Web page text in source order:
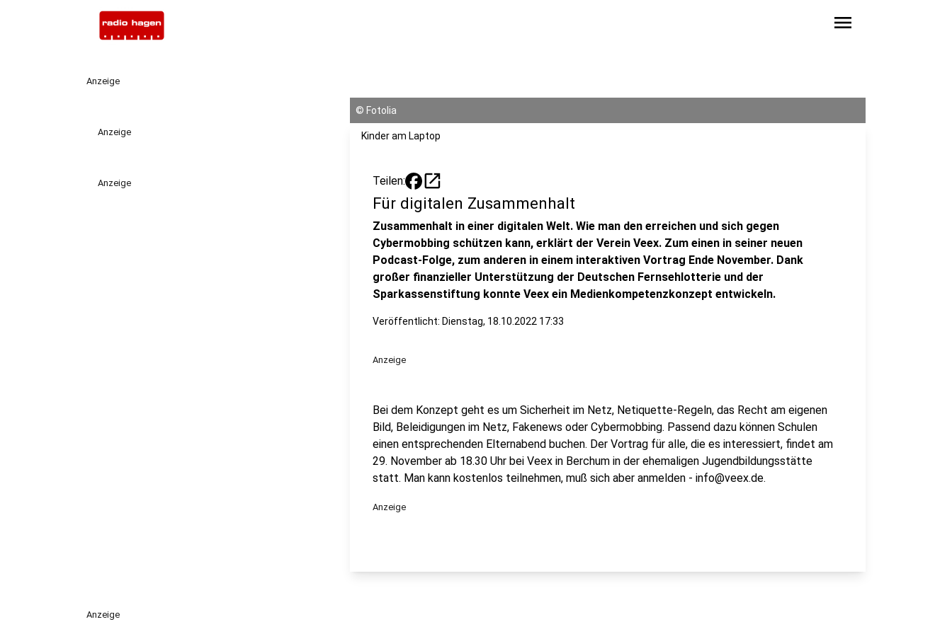
menu
Anzeige
Anzeige
Anzeige
© Fotolia
Kinder am Laptop
Teilen: open_in_new
Für digitalen Zusammenhalt
Zusammenhalt in einer digitalen Welt. Wie man den erreichen und sich gegen
Cybermobbing schützen kann, erklärt der Verein Veex. Zum einen in seiner neuen
Podcast-Folge, zum anderen in einem interaktiven Vortrag Ende November. Dank
großer finanzieller Unterstützung der Deutschen Fernsehlotterie und der
Sparkassenstiftung konnte Veex ein Medienkompetenzkonzept entwickeln.
Veröffentlicht: Dienstag, 18.10.2022 17:33
Anzeige
Bei dem Konzept geht es um Sicherheit im Netz, Netiquette-Regeln, das Recht am eigenen
Bild, Beleidigungen im Netz, Fakenews oder Cybermobbing. Passend dazu können Schulen
einen entsprechenden Elternabend buchen. Der Vortrag für alle, die es interessiert, findet am
29. November ab 18.30 Uhr bei Veex in Berchum in der ehemaligen Jugendbildungsstätte
statt. Man kann kostenlos teilnehmen, muß sich aber anmelden - info@veex.de.
Anzeige
Anzeige